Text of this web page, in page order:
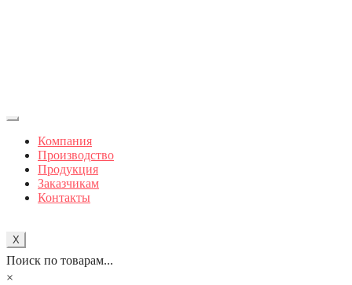
Компания
Производство
Продукция
Заказчикам
Контакты
X
Поиск по товарам...
×